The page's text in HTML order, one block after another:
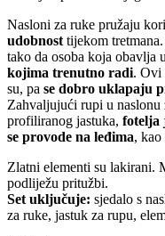
Nasloni za ruke pružaju
udobnost tijekom
tako da osoba koja obavlja
kojima trenutno radi. Ovi
su, pa se dobro uklapaju
Zahvaljujući rupi u
profiliranog jastuka, fotelja
se provode na leđima, kao
Zlatni elementi su lakirani.
podliježu pritužbi.
Set uključuje: sjedalo s
za ruke, jastuk za rupu,